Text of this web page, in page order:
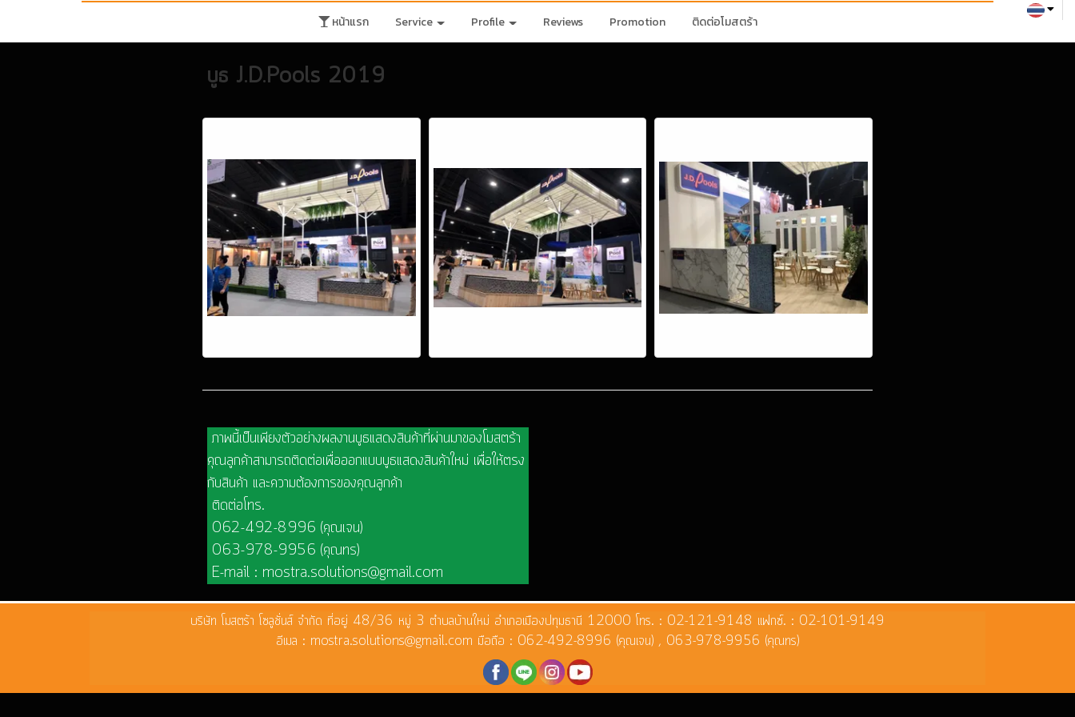
หน้าแรก Service Profile Reviews Promotion ติดต่อโมสตร้า
บูธ J.D.Pools 2019
ภาพนี้เป็นเพียงตัวอย่างผลงานบูธแสดงสินค้าที่ผ่านมาของโมสตร้า
คุณลูกค้าสามารถติดต่อเพื่อออกแบบบูธแสดงสินค้าใหม่ เพื่อให้ตรง
กับสินค้า และความต้องการของคุณลูกค้า
ติดต่อโทร.
062-492-8996 (คุณเจน)
063-978-9956 (คุณทร)
E-mail : mostra.solutions@gmail.com
บริษัท โมสตร้า โซลูชั่นส์ จำกัด ที่อยู่ 48/36 หมู่ 3 ตำบลบ้านใหม่ อำเภอเมืองปทุมธานี 12000 โทร. : 02-121-9148 แฟกซ์. : 02-101-9149
อีเมล : mostra.solutions@gmail.com มือถือ : 062-492-8996 (คุณเจน) , 063-978-9956 (คุณทร)